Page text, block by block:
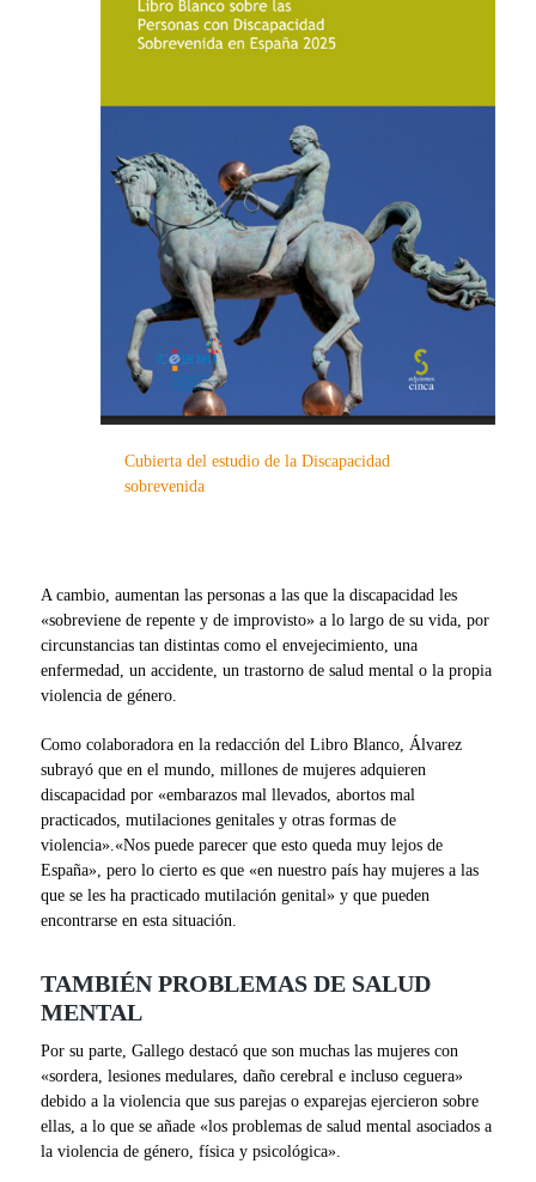
Cubierta del estudio de la Discapacidad
sobrevenida
A cambio, aumentan las personas a las que la discapacidad les
«sobreviene de repente y de improvisto» a lo largo de su vida, por
circunstancias tan distintas como el envejecimiento, una
enfermedad, un accidente, un trastorno de salud mental o la propia
violencia de género.
Como colaboradora en la redacción del Libro Blanco, Álvarez
subrayó que en el mundo, millones de mujeres adquieren
discapacidad por «embarazos mal llevados, abortos mal
practicados, mutilaciones genitales y otras formas de
violencia».«Nos puede parecer que esto queda muy lejos de
España», pero lo cierto es que «en nuestro país hay mujeres a las
que se les ha practicado mutilación genital» y que pueden
encontrarse en esta situación.
TAMBIÉN PROBLEMAS DE SALUD
MENTAL
Por su parte, Gallego destacó que son muchas las mujeres con
«sordera, lesiones medulares, daño cerebral e incluso ceguera»
debido a la violencia que sus parejas o exparejas ejercieron sobre
ellas, a lo que se añade «los problemas de salud mental asociados a
la violencia de género, física y psicológica».